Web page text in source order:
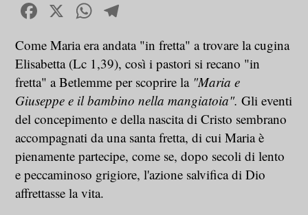
Facebook
X WhatsApp
Come Maria era andata "in fretta" a trovare la cugina
Elisabetta (Lc 1,39), così i pastori si recano "in
fretta" a Betlemme per scoprire la "Maria e
Giuseppe e il bambino nella mangiatoia". Gli eventi
del concepimento e della nascita di Cristo sembrano
accompagnati da una santa fretta, di cui Maria è
pienamente partecipe, come se, dopo secoli di lento
e peccaminoso grigiore, l'azione salvifica di Dio
affrettasse la vita.